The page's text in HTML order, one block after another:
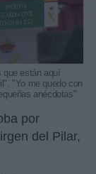
que están aquí
"Yo me quedo con
anécdotas"
por
del Pilar,